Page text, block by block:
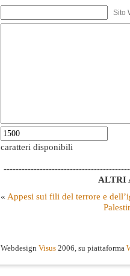
Sito
caratteri disponibili
ALTRI
« Appesi sui fili del terrore e
Webdesign Visus 2006, su piattaforma